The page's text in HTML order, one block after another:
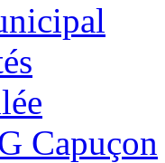
Capuçon